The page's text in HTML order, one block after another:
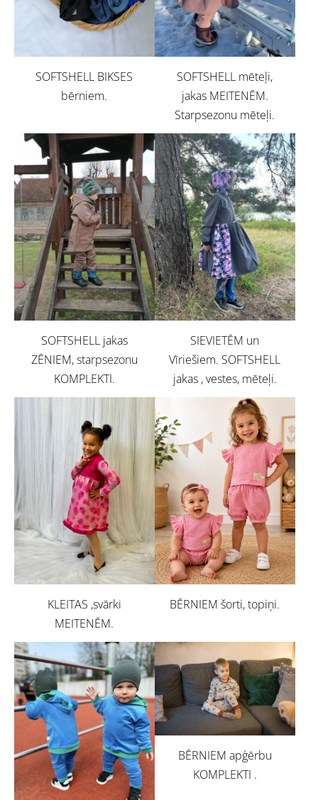
SOFTSHELL BIKSES
bērniem.
SOFTSHELL mēteļi,
jakas MEITENĒM.
Starpsezonu mēteļi.
SOFTSHELL jakas
ZĒNIEM, starpsezonu
KOMPLEKTI.
SIEVIETĒM un
Vīriešiem. SOFTSHELL
jakas , vestes, mēteļi.
KLEITAS ,svārki
MEITENĒM.
BĒRNIEM šorti, topiņi.
BĒRNIEM apģērbu
KOMPLEKTI .